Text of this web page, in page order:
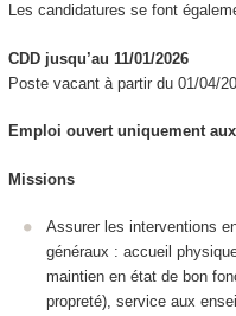
Les candidatures se font
CDD jusqu’au 11/01/2026
Poste vacant à partir du 01/04/
Emploi ouvert uniquement
Missions
Assurer les interventions
généraux : accueil
maintien en état de bon
propreté), service aux